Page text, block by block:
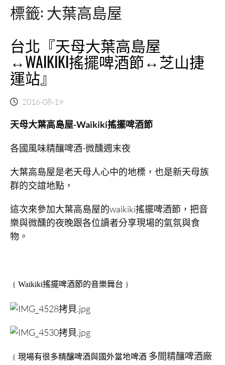
標籤: 大葉高島屋
台北『天母大葉高島屋
↔WAIKIKI搖擺啤酒節↔芝山捷
運站』
2016-08-19
天母大葉高島屋-Waikiki搖擺啤酒節
各國風味精釀啤酒-微醺週末夜
大葉高島屋是老天母人心中的地標，也是新天母族
群的交誼地點，
這次來參加大葉高島屋的waikiki搖擺啤酒節，把音
樂與微醺的夜晚跟各位讀者分享現場的氣氛與食
物。
﹛Waikiki搖擺啤酒節的音樂舞台﹜
﹛現場有很多精釀啤酒與國外當地啤酒 多間精釀啤酒廠